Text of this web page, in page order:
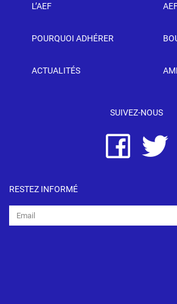
L’AEF
POURQUOI ADHÉRER
ACTUALITÉS
SUIVEZ-NOUS
RESTEZ INFORMÉ